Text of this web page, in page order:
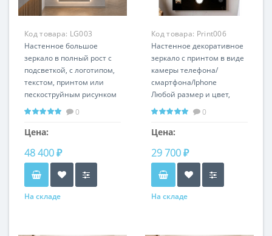
Код товара: LG003
Настенное большое
зеркало в полный рост с
подсветкой, с логотипом,
текстом, принтом или
пескоструйным рисунком
LG003
Любой размер,
вертикальная или
установка
0
Цена:
48 400 ₽
На складе
Код товара: Print006
Настенное декоративное
зеркало с принтом в виде
камеры телефона/
смартфона/Iphone
Любой размер и цвет,
настенная или напольная
0
Цена:
29 700 ₽
На складе